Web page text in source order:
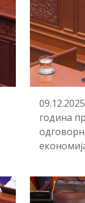
година